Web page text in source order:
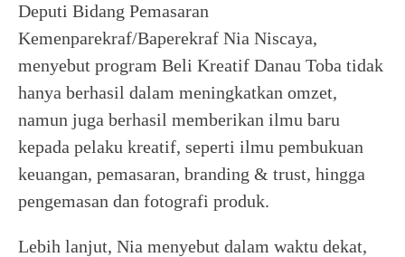
Deputi Bidang Pemasaran
Kemenparekraf/Baperekraf Nia Niscaya,
menyebut program Beli Kreatif Danau Toba tidak
hanya berhasil dalam meningkatkan omzet,
namun juga berhasil memberikan ilmu baru
kepada pelaku kreatif, seperti ilmu pembukuan
keuangan, pemasaran, branding & trust, hingga
pengemasan dan fotografi produk.
Lebih lanjut, Nia menyebut dalam waktu dekat,